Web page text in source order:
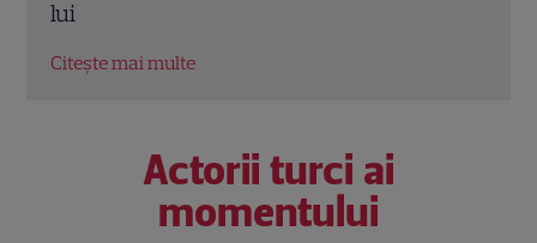
Actorii turci ai
momentului